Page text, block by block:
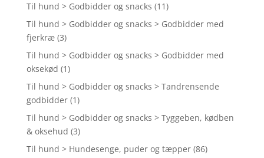
Til hund > Godbidder og snacks (11)
Til hund > Godbidder og snacks > Godbidder med
fjerkræ (3)
Til hund > Godbidder og snacks > Godbidder med
oksekød (1)
Til hund > Godbidder og snacks > Tandrensende
godbidder (1)
Til hund > Godbidder og snacks > Tyggeben, kødben
& oksehud (3)
Til hund > Hundesenge, puder og tæpper (86)